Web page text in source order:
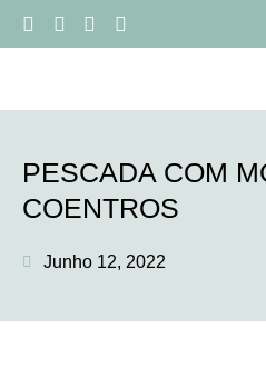
PESCADA COM
COENTROS
Junho 12, 2022